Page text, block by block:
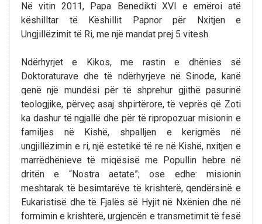
Në vitin 2011, Papa Benedikti XVI e emëroi atë
këshilltar të Këshillit Papnor për Nxitjen e
Ungjillëzimit të Ri, me një mandat prej 5 vitesh.
Ndërhyrjet e Kikos, me rastin e dhënies së
Doktoraturave dhe të ndërhyrjeve në Sinode, kanë
qenë një mundësi për të shprehur gjithë pasurinë
teologjike, përveç asaj shpirtërore, të veprës që Zoti
ka dashur të ngjallë dhe për të ripropozuar misionin e
familjes në Kishë, shpalljen e kerigmës në
ungjillëzimin e ri, një estetikë të re në Kishë, nxitjen e
marrëdhënieve të miqësisë me Popullin hebre në
dritën e “Nostra aetate”; ose edhe: misionin
meshtarak të besimtarëve të krishterë, qendërsinë e
Eukaristisë dhe të Fjalës së Hyjit në Nxënien dhe në
formimin e krishterë, urgjencën e transmetimit të fesë